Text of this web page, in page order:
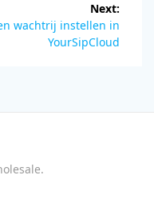
Next:
wachtrij instellen in
YourSipCloud